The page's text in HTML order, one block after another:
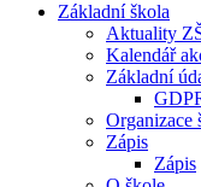
Základní škola
Aktuality
Kalendář
Základní
Organizace
Zápis
Zápis